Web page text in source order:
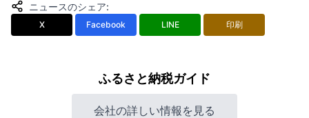
ニュースのシェア:
X Facebook LINE 印刷
ふるさと納税ガイド
会社の詳しい情報を見る